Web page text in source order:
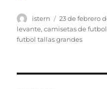
Autor
istern
Publicado
el
23 de febrero
levante,camisetas de
futbol tallas grandes